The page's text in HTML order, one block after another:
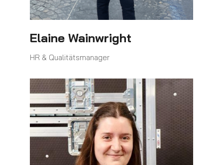
Elaine Wainwright
HR & Qualitätsmanager